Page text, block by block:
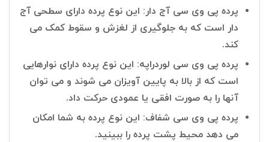
پرده پی وی سی آج دار: این نوع پرده دارای سطحی آج
دار است که به جلوگیری از لغزش و سقوط کمک می
کند.
پرده پی وی سی لوردراپه: این نوع پرده دارای نوارهایی
است که از بالا به پایین آویزان می شوند و می توان
آنها را به صورت افقی یا عمودی حرکت داد.
پرده پی وی سی شفاف: این نوع پرده به شما امکان
می دهد محیط پشت پرده را ببینید.